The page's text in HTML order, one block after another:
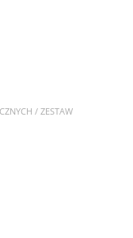
/ ZESTAW